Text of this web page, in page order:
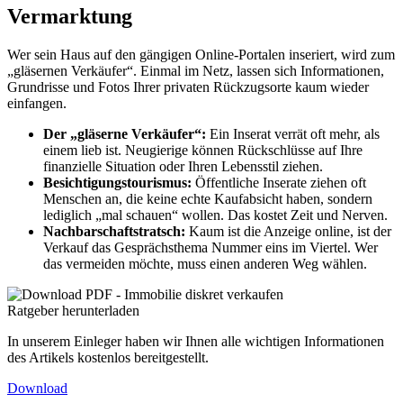
Vermarktung
Wer sein Haus auf den gängigen Online-Portalen inseriert, wird zum
„gläsernen Verkäufer“. Einmal im Netz, lassen sich Informationen,
Grundrisse und Fotos Ihrer privaten Rückzugsorte kaum wieder
einfangen.
Der „gläserne Verkäufer“: Ein Inserat verrät oft mehr, als
einem lieb ist. Neugierige können Rückschlüsse auf Ihre
finanzielle Situation oder Ihren Lebensstil ziehen.
Besichtigungstourismus: Öffentliche Inserate ziehen oft
Menschen an, die keine echte Kaufabsicht haben, sondern
lediglich „mal schauen“ wollen. Das kostet Zeit und Nerven.
Nachbarschaftstratsch: Kaum ist die Anzeige online, ist der
Verkauf das Gesprächsthema Nummer eins im Viertel. Wer
das vermeiden möchte, muss einen anderen Weg wählen.
Ratgeber herunterladen
In unserem Einleger haben wir Ihnen alle wichtigen Informationen
des Artikels kostenlos bereitgestellt.
Download